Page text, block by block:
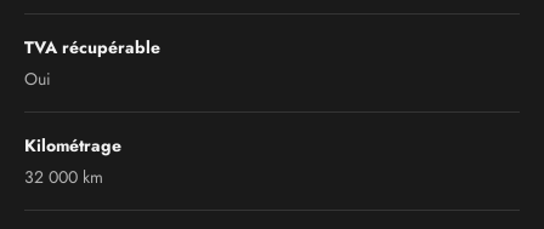
TVA récupérable
Oui
Kilométrage
32 000 km